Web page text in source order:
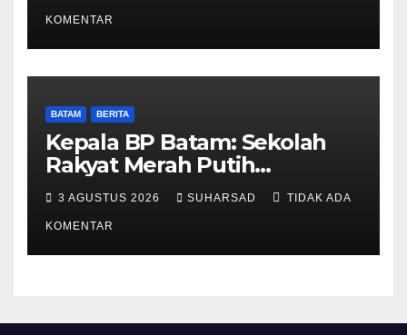
KOMENTAR
BATAM BERITA
Kepala BP Batam: Sekolah
Rakyat Merah Putih
Prioritaskan Pendidikan
Anak Keluarga Prasejahtera
3 AGUSTUS 2026 SUHARSAD TIDAK ADA
KOMENTAR